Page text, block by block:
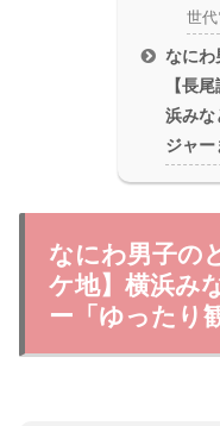
世代
なにわ
【長
浜みな
ジャー
なにわ男子の
ケ地】横浜み
ー「ゆったり